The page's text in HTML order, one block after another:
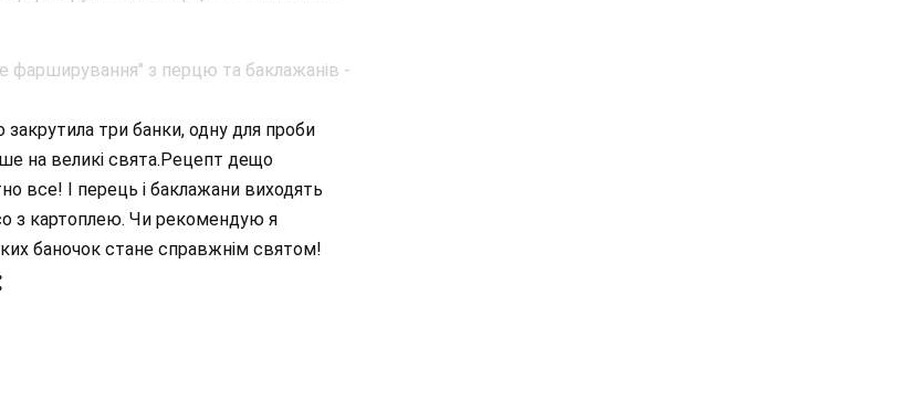
три банки, одну для проби
на великі свята.Рецепт дещо
все! І перець і баклажани виходять
з картоплею. Чи рекомендую я
баночок стане справжнім святом!